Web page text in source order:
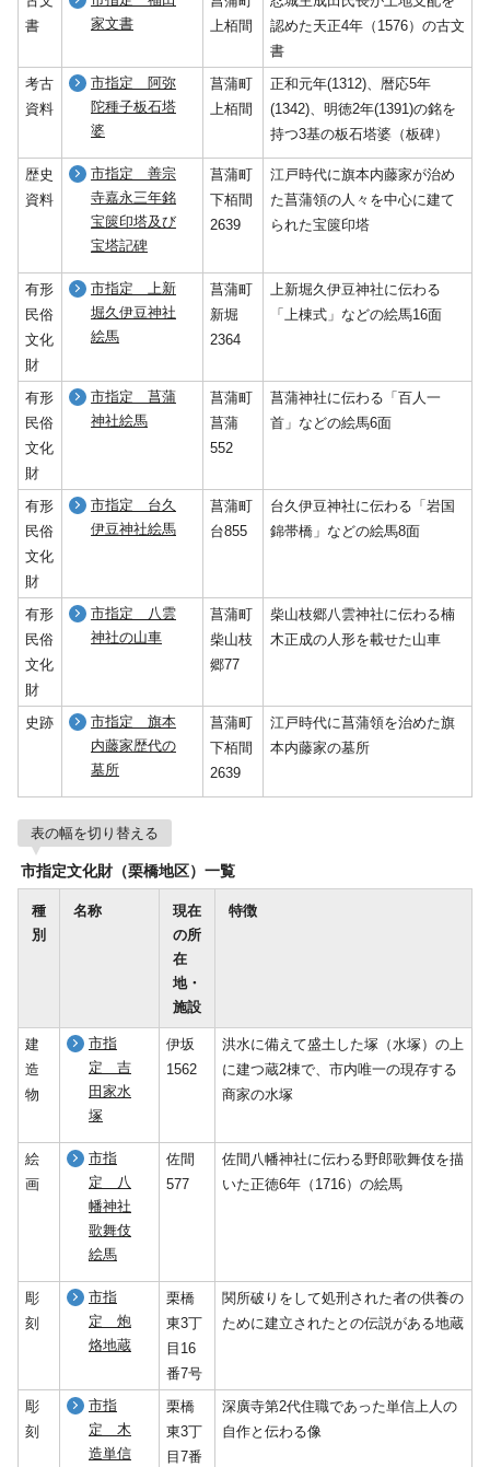
書
家文書
上栢間
認めた天正4年（1576）の古文
書
考古
資料
市指定 阿弥
陀種子板石塔
婆
菖蒲町
上栢間
正和元年(1312)、暦応5年
(1342)、明徳2年(1391)の銘を
持つ3基の板石塔婆（板碑）
歴史
資料
市指定 善宗
寺嘉永三年銘
宝篋印塔及び
宝塔記碑
菖蒲町
下栢間
2639
江戸時代に旗本内藤家が治め
た菖蒲領の人々を中心に建て
られた宝篋印塔
有形
民俗
文化
財
市指定 上新
堀久伊豆神社
絵馬
菖蒲町
新堀
2364
上新堀久伊豆神社に伝わる
「上棟式」などの絵馬16面
有形
民俗
文化
財
市指定 菖蒲
神社絵馬
菖蒲町
菖蒲
552
菖蒲神社に伝わる「百人一
首」などの絵馬6面
有形
民俗
文化
財
市指定 台久
伊豆神社絵馬
菖蒲町
台855
台久伊豆神社に伝わる「岩国
錦帯橋」などの絵馬8面
有形
民俗
文化
財
市指定 八雲
神社の山車
菖蒲町
柴山枝
郷77
柴山枝郷八雲神社に伝わる楠
木正成の人形を載せた山車
史跡
市指定 旗本
内藤家歴代の
墓所
菖蒲町
下栢間
2639
江戸時代に菖蒲領を治めた旗
本内藤家の墓所
表の幅を切り替える
市指定文化財（栗橋地区）一覧
種
別
名称
現在
の所
在
地・
施設
特徴
建
造
物
市指
定 吉
田家水
塚
伊坂
1562
洪水に備えて盛土した塚（水塚）の上
に建つ蔵2棟で、市内唯一の現存する
商家の水塚
絵
画
市指
定 八
幡神社
歌舞伎
絵馬
佐間
577
佐間八幡神社に伝わる野郎歌舞伎を描
いた正徳6年（1716）の絵馬
彫
刻
市指
定 炮
烙地蔵
栗橋
東3丁
目16
番7号
関所破りをして処刑された者の供養の
ために建立されたとの伝説がある地蔵
彫
刻
市指
定 木
造単信
栗橋
東3丁
目7番
深廣寺第2代住職であった単信上人の
自作と伝わる像